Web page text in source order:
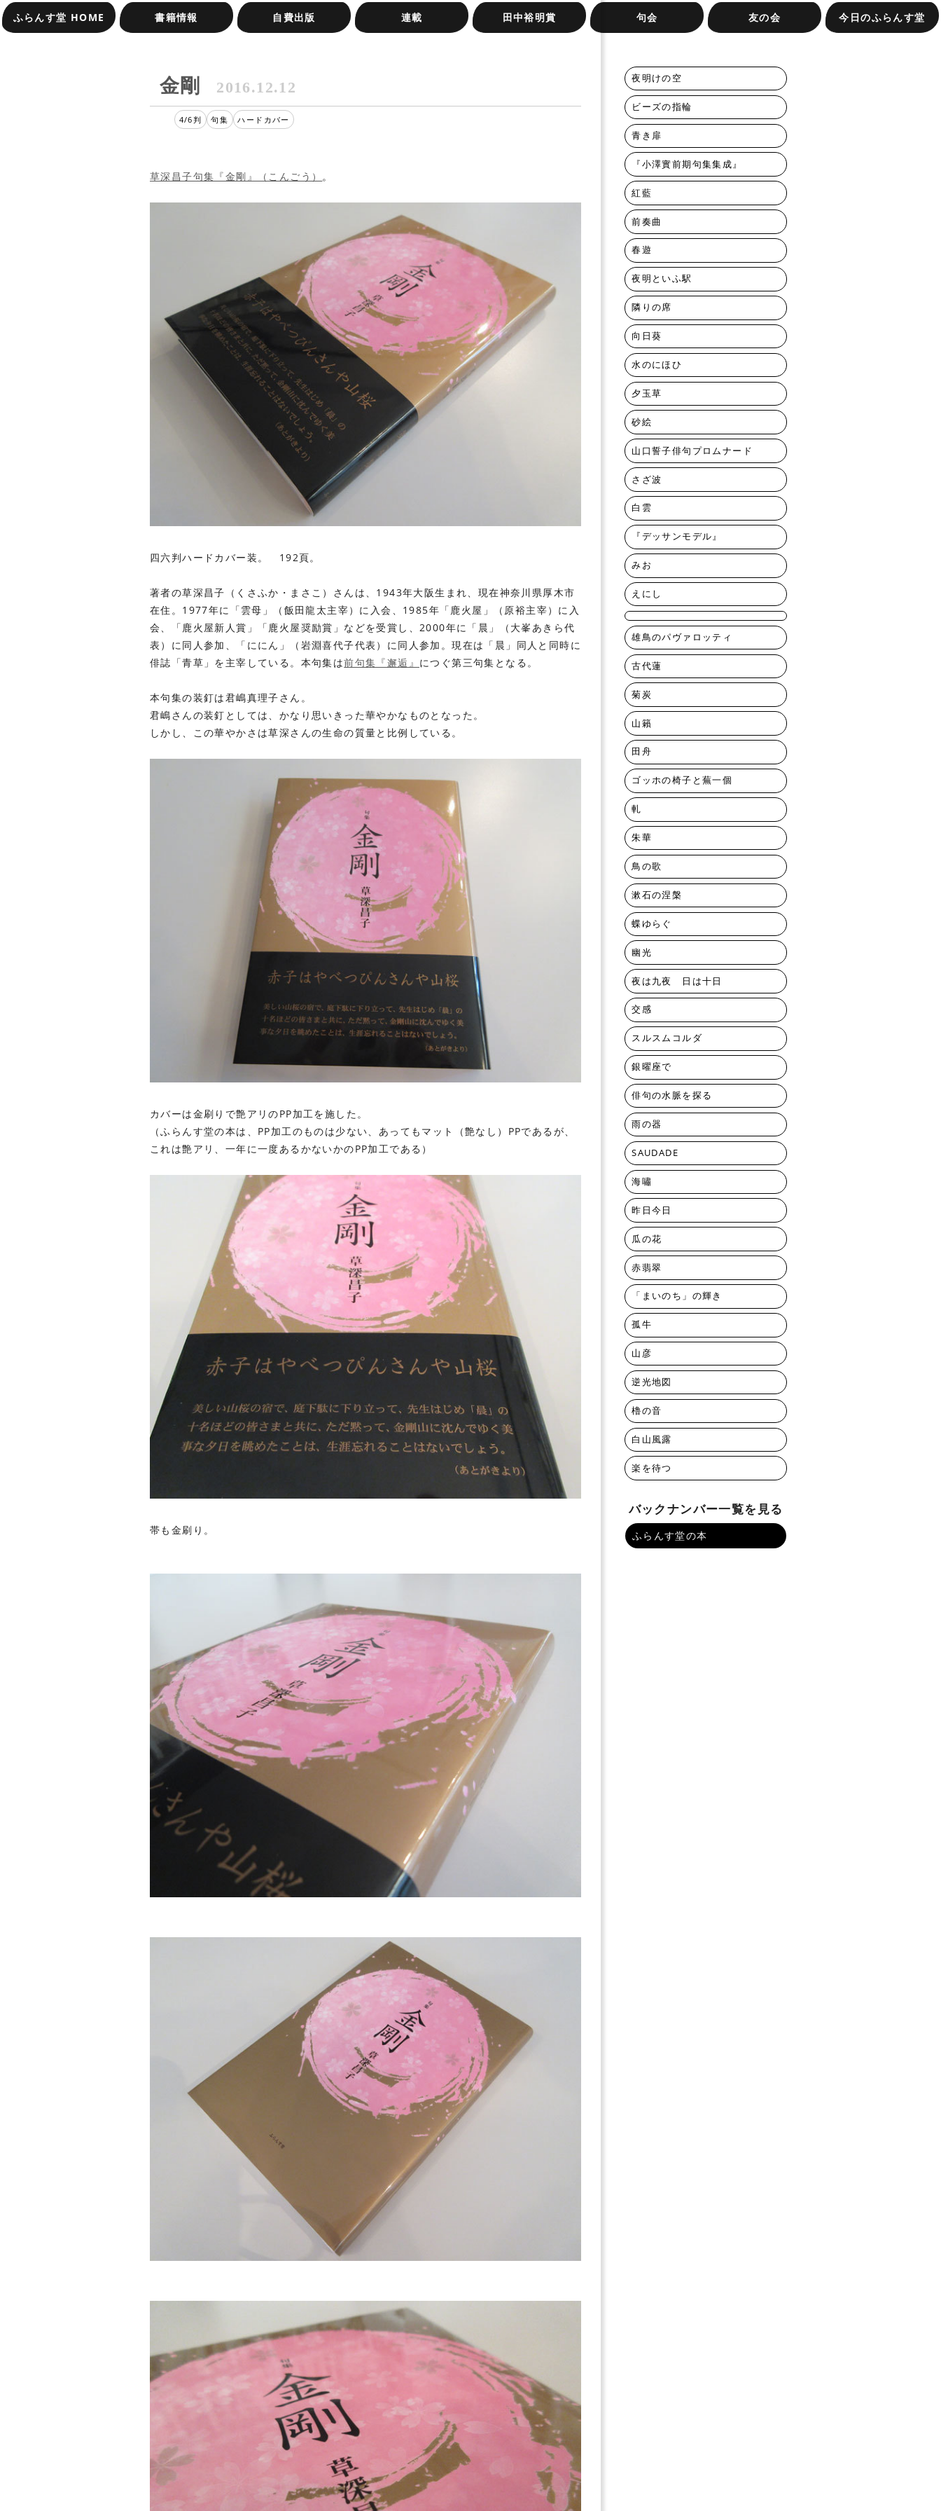
ふらんす堂 HOME 書籍情報 自費出版 連載 田中裕明賞 句会 友の会 今日のふらんす堂
金剛 2016.12.12
4/6判 句集 ハードカバー
草深昌子句集『金剛』（こんごう） 。
四六判ハードカバー装。 192頁。
著者の草深昌子（くさふか・まさこ）さんは、1943年大阪生まれ、現在神奈川県厚木市
在住。1977年に「雲母」（飯田龍太主宰）に入会、1985年「鹿火屋」（原裕主宰）に入
会、「鹿火屋新人賞」「鹿火屋奨励賞」などを受賞し、2000年に「晨」（大峯あきら代
表）に同人参加、「ににん」（岩淵喜代子代表）に同人参加。現在は「晨」同人と同時に
俳誌「青草」を主宰している。本句集は前句集『邂逅』 につぐ第三句集となる。
本句集の装釘は君嶋真理子さん。
君嶋さんの装釘としては、かなり思いきった華やかなものとなった。
しかし、この華やかさは草深さんの生命の質量と比例している。
カバーは金刷りで艶アリのPP加工を施した。
（ふらんす堂の本は、PP加工のものは少ない、あってもマット（艶なし）PPであるが、
これは艶アリ、一年に一度あるかないかのPP加工である）
帯も金刷り。
夜明けの空
ビーズの指輪
青き扉
『小澤實前期句集集成』
紅藍
前奏曲
春遊
夜明といふ駅
隣りの席
向日葵
水のにほひ
夕玉草
砂絵
山口誓子俳句プロムナード
さざ波
白雲
『デッサンモデル』
みお
えにし
雄鳥のパヴァロッティ
古代蓮
菊炭
山籟
田舟
ゴッホの椅子と蕪一個
軋
朱華
鳥の歌
漱石の涅槃
蝶ゆらぐ
幽光
夜は九夜 日は十日
交感
スルスムコルダ
銀曜座で
俳句の水脈を探る
雨の器
SAUDADE
海嘯
昨日今日
瓜の花
赤翡翠
「まいのち」の輝き
孤牛
山彦
逆光地図
櫓の音
白山風露
楽を待つ
バックナンバー一覧を見る
ふらんす堂の本